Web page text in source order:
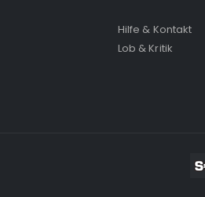
Hilfe & Kontakt
Lob & Kritik